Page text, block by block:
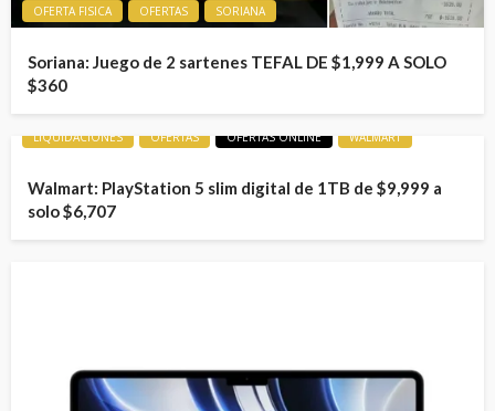
OFERTA FISICA OFERTAS SORIANA
Soriana: Juego de 2 sartenes TEFAL DE $1,999 A SOLO
$360
LIQUIDACIONES OFERTAS OFERTAS ONLINE WALMART
Walmart: PlayStation 5 slim digital de 1TB de $9,999 a
solo $6,707